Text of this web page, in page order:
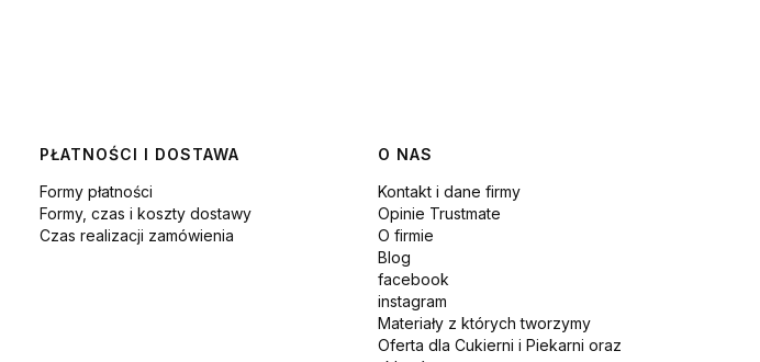
PŁATNOŚCI I DOSTAWA
Formy płatności
Formy, czas i koszty dostawy
Czas realizacji zamówienia
O NAS
Kontakt i dane firmy
Opinie Trustmate
O firmie
Blog
facebook
instagram
Materiały z których tworzymy
Oferta dla Cukierni i Piekarni oraz